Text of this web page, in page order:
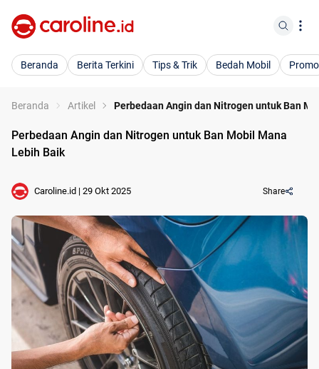
Beranda Berita Terkini Tips & Trik Bedah Mobil Promo
Beranda Artikel Perbedaan Angin dan Nitrogen untuk Ban
Perbedaan Angin dan Nitrogen untuk Ban Mobil Mana
Lebih Baik
Caroline.id | 29 Okt 2025 Share